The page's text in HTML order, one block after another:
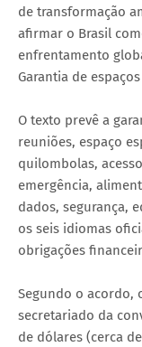
de transformação
afirmar o Brasil
enfrentamento
Garantia de espaços
O texto prevê a
reuniões, espaço
quilombolas,
emergência,
dados, segurança,
os seis idiomas
obrigações
Segundo o acordo,
secretariado da
de dólares (cerca